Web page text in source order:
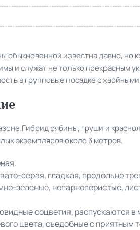
обыкновенной известна давно,
и служат не только прекрасным
в групповые посадке с
рябины, груши и
экземпляров около 3 метров.
серая, гладкая, продольно
зеленые, непарноперистые,
соцветия, распускаются в
цвета, съедобные с приятным